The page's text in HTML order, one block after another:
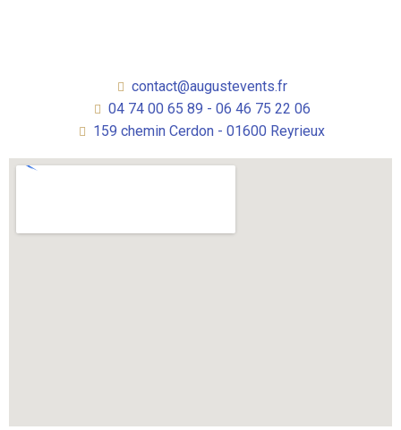
contact@augustevents.fr
04 74 00 65 89 - 06 46 75 22 06
159 chemin Cerdon - 01600 Reyrieux